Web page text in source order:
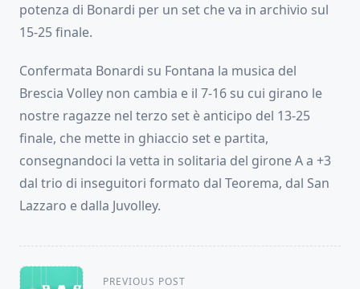
potenza di Bonardi per un set che va in archivio sul
15-25 finale.
Confermata Bonardi su Fontana la musica del
Brescia Volley non cambia e il 7-16 su cui girano le
nostre ragazze nel terzo set è anticipo del 13-25
finale, che mette in ghiaccio set e partita,
consegnandoci la vetta in solitaria del girone A a +3
dal trio di inseguitori formato dal Teorema, dal San
Lazzaro e dalla Juvolley.
<span
PREVIOUS POST